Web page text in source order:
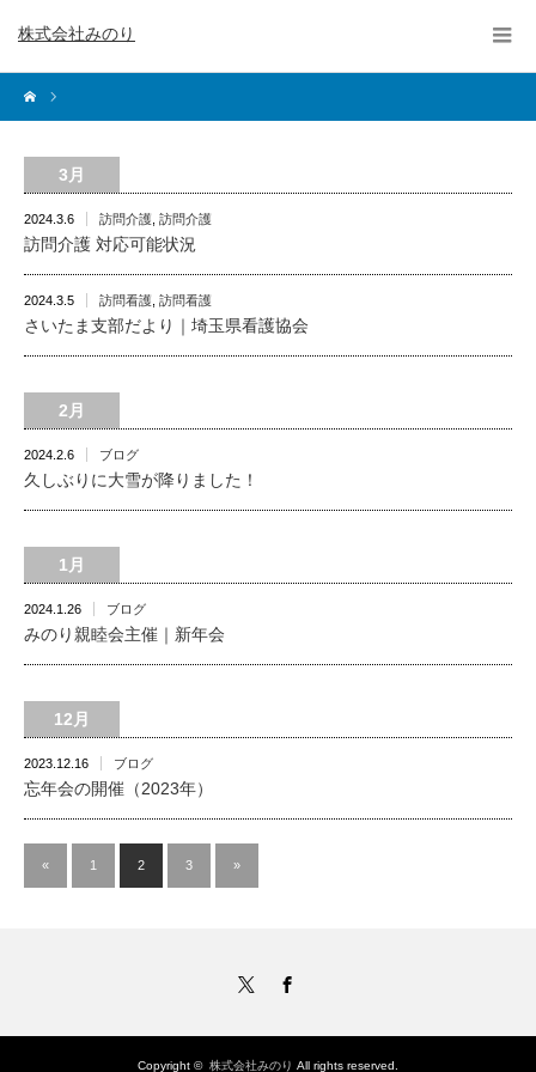
株式会社みのり
3月
2024.3.6 訪問介護 訪問介護
訪問介護 対応可能状況
2024.3.5 訪問看護 訪問看護
さいたま支部だより｜埼玉県看護協会
2月
2024.2.6 ブログ
久しぶりに大雪が降りました！
1月
2024.1.26 ブログ
みのり親睦会主催｜新年会
12月
2023.12.16 ブログ
忘年会の開催（2023年）
« 1 2 3 »
Copyright © 株式会社みのり All rights reserved.